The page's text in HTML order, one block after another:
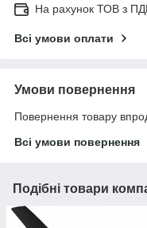
На рахунок ТОВ з
Всі умови оплати
Умови повернення
Повернення товару
Всі умови повернення
Подібні товари